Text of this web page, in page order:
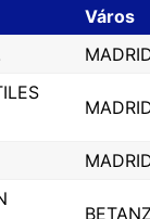
Város